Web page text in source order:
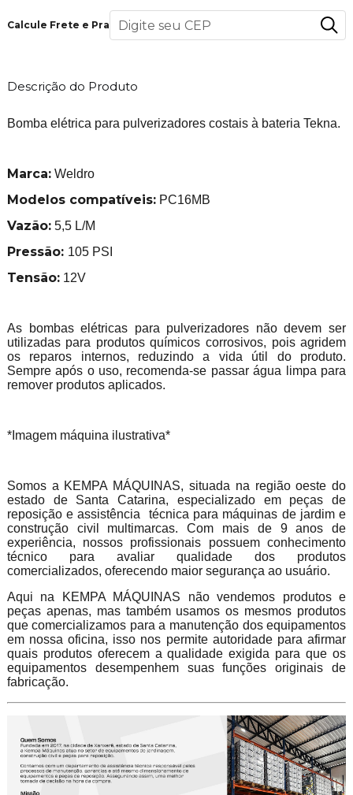
Calcule Frete e Prazo
Descrição do Produto
Bomba elétrica para pulverizadores costais à bateria Tekna.
Marca:Weldro
Modelos compatíveis:PC16MB
Vazão:5,5 L/M
Pressão: 105 PSI
Tensão:12V
As bombas elétricas para pulverizadores não devem ser
utilizadas para produtos químicos corrosivos, pois agridem
os reparos internos, reduzindo a vida útil do produto.
Sempre após o uso, recomenda-se passar água limpa para
remover produtos aplicados.
*Imagem máquina ilustrativa*
Somos a KEMPA MÁQUINAS, situada na região oeste do
estado de Santa Catarina, especializado em peças de
reposição e assistência técnica para máquinas de jardim e
construção civil multimarcas. Com mais de 9 anos de
experiência, nossos profissionais possuem conhecimento
técnico para avaliar qualidade dos produtos
comercializados, oferecendo maior segurança ao usuário.
Aqui na KEMPA MÁQUINAS não vendemos produtos e
peças apenas, mas também usamos os mesmos produtos
que comercializamos para a manutenção dos equipamentos
em nossa oficina, isso nos permite autoridade para afirmar
quais produtos oferecem a qualidade exigida para que os
equipamentos desempenhem suas funções originais de
fabricação.